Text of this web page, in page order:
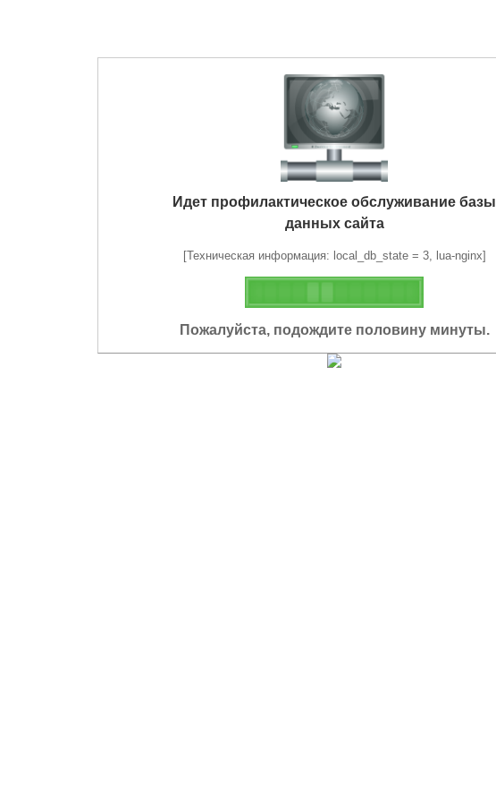
Идет профилактическое обслуживание базы
данных сайта
[Техническая информация: local_db_state = 3, lua-nginx]
Пожалуйста, подождите половину минуты.